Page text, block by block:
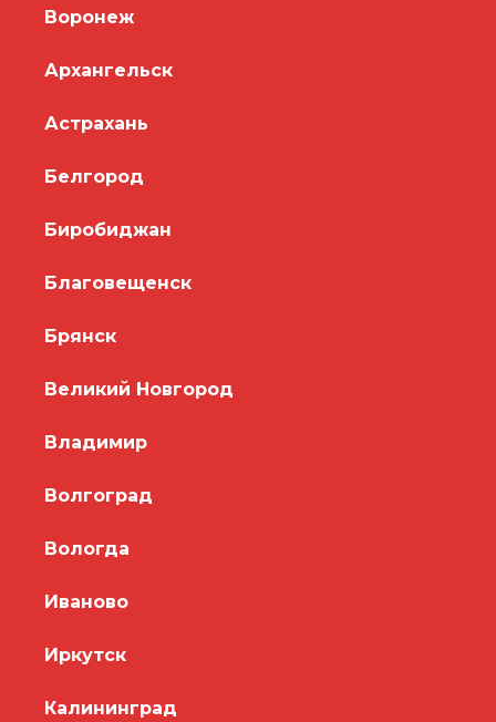
Воронеж
Архангельск
Астрахань
Белгород
Биробиджан
Благовещенск
Брянск
Великий Новгород
Владимир
Волгоград
Вологда
Иваново
Иркутск
Калининград